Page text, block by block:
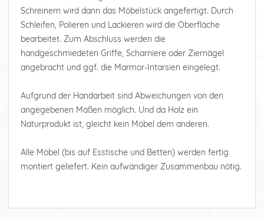
Schreinern wird dann das Möbelstück angefertigt. Durch
Schleifen, Polieren und Lackieren wird die Oberfläche
bearbeitet. Zum Abschluss werden die
handgeschmiedeten Griffe, Scharniere oder Ziernägel
angebracht und ggf. die Marmor-Intarsien eingelegt.
Aufgrund der Handarbeit sind Abweichungen von den
angegebenen Maßen möglich. Und da Holz ein
Naturprodukt ist, gleicht kein Möbel dem anderen.
Alle Möbel (bis auf Esstische und Betten) werden fertig
montiert geliefert. Kein aufwändiger Zusammenbau nötig.